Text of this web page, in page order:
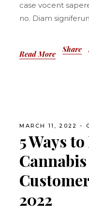
case vocent
no. Diam
Read More Share
MARCH 11, 2022
5 Ways
2022